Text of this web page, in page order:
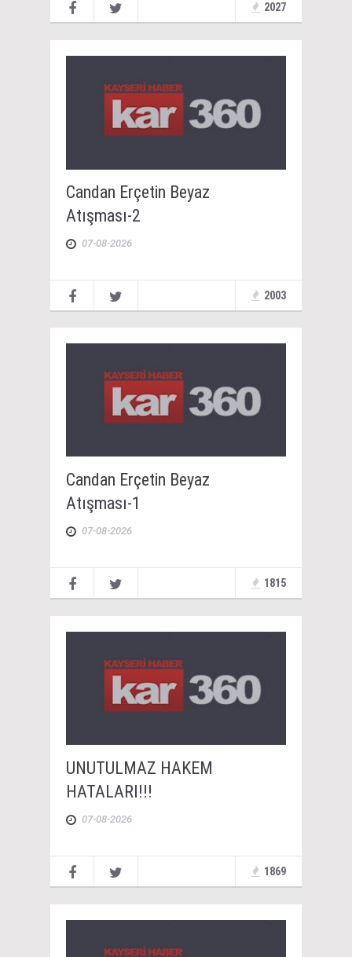
2027
Candan Erçetin Beyaz
Atışması-2
07-08-2026
2003
Candan Erçetin Beyaz
Atışması-1
07-08-2026
1815
UNUTULMAZ HAKEM
HATALARI!!!
07-08-2026
1869